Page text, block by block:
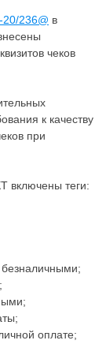
236@ в
чеков
к качеству
при
включены теги:
безналичными;
оплате;